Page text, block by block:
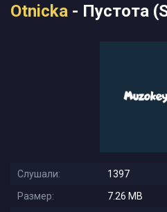
Otnicka - Пустота
Слушали:
1397
Размер:
7.26 MB